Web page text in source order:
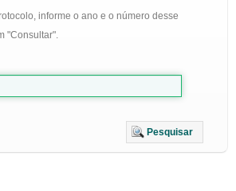
informe o ano e o número desse
"Consultar".
Pesquisar